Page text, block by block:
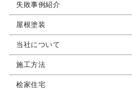
失敗事例紹介
屋根塗装
当社について
施工方法
桧家住宅